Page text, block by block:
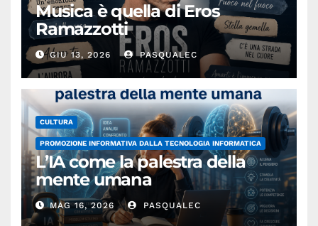
Musica è quella di Eros
Ramazzotti
GIU 13, 2026 PASQUALEC
CULTURA
PROMOZIONE INFORMATIVA DALLA TECNOLOGIA INFORMATICA
L’IA come la palestra della
mente umana
MAG 16, 2026 PASQUALEC